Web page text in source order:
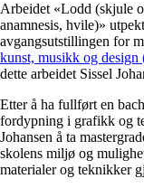
Arbeidet «Lodd (skjule
anamnesis, hvile)»
avgangsutstillingen for
kunst, musikk og
dette arbeidet Sissel
Etter å ha fullført en
fordypning i grafikk og
Johansen å ta
skolens miljø og
materialer og teknikker